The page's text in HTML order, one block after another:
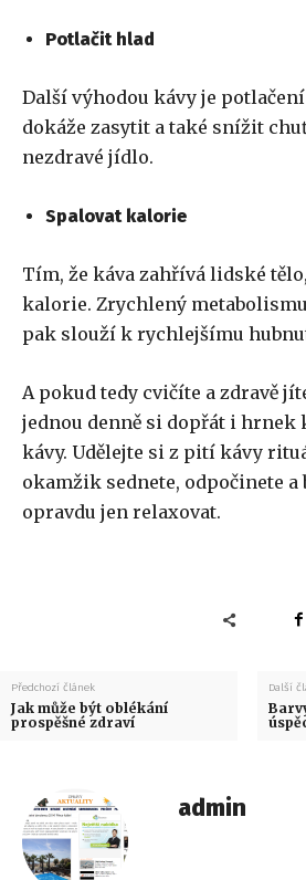
Potlačit hlad
Další výhodou kávy je
dokáže zasytit a také snížit
nezdravé jídlo.
Spalovat kalorie
Tím, že káva zahřívá lidské
kalorie. Zrychlený
pak slouží k rychlejšímu
A pokud tedy cvičíte a zdravě
jednou denně si dopřát i hrnek
kávy. Udělejte si z pití kávy
okamžik sednete, odpočinete
opravdu jen relaxovat.
Předchozí článek
Jak může být oblékání
prospěšné zdraví
Další
admin